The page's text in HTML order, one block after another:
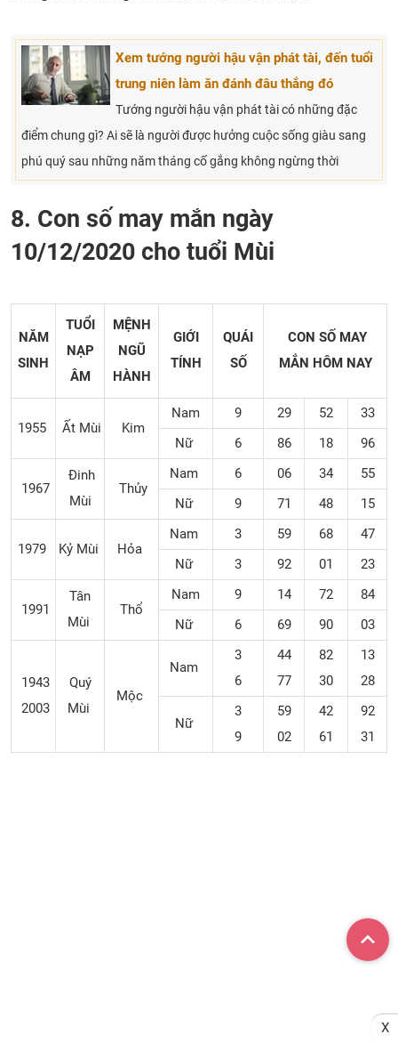
Xem tướng người hậu vận phát tài, đến tuổi
trung niên làm ăn đánh đâu thắng đó
Tướng người hậu vận phát tài có những đặc
điểm chung gì? Ai sẽ là người được hưởng cuộc sống giàu sang
phú quý sau những năm tháng cố gắng không ngừng thời
8. Con số may mắn ngày
10/12/2020 cho tuổi Mùi
NĂM
SINH
TUỔI
NẠP
ÂM
MỆNH
NGŨ
HÀNH
GIỚI
TÍNH
QUÁI
SỐ
CON SỐ MAY
MẮN HÔM NAY
1955 Ất Mùi Kim
Nam 9 29 52
33
Nữ
6 86 18 96
1967
Đinh
Mùi
Thủy
Nam 6 06 34
55
Nữ
9 71 48 15
1979 Kỷ Mùi Hỏa
Nam 3 59 68
47
Nữ
3 92 01 23
1991
Tân
Mùi
Thổ
Nam 9 14 72
84
Nữ
6 69 90 03
1943
2003
Quý
Mùi
Mộc
Nam
3
6
44
77
82
30
13
28
Nữ
3
9
59
02
42
61
92
31
X